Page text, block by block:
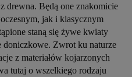
drewna. Będą one znakomicie
jak i klasycznym
staną się żywe kwiaty
doniczkowe. Zwrot ku naturze
z materiałów kojarzonych
tutaj o wszelkiego rodzaju